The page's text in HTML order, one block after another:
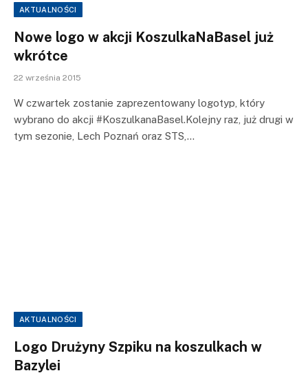
AKTUALNOŚCI
Nowe logo w akcji KoszulkaNaBasel już
wkrótce
22 września 2015
W czwartek zostanie zaprezentowany logotyp, który
wybrano do akcji #KoszulkanaBasel.Kolejny raz, już drugi w
tym sezonie, Lech Poznań oraz STS,…
AKTUALNOŚCI
Logo Drużyny Szpiku na koszulkach w
Bazylei